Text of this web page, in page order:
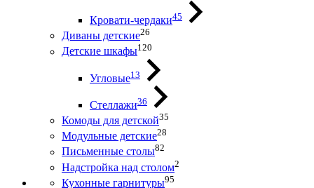
Кровати-чердаки45
Диваны детские26
Детские шкафы120
Угловые13
Стеллажи36
Комоды для детской35
Модульные детские28
Письменные столы82
Надстройка над столом2
Кухонные гарнитуры95